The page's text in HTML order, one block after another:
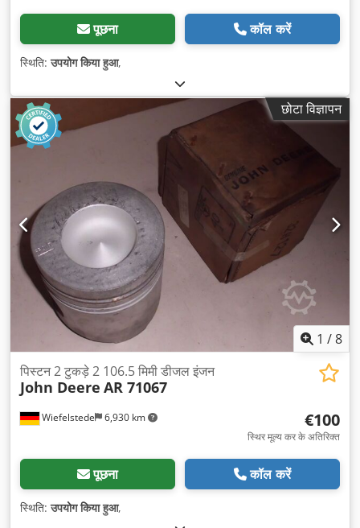
पूछना कॉल करें
स्थिति:उपयोग किया हुआ,
छोटा विज्ञापन
1 /8
Wiefelstede 6,930 km
पिस्टन 2 टुकड़े 2 106.5 मिमी डीजल इंजन
John Deere AR 71067
€100
स्थिर मूल्य कर के अतिरिक्त
पूछना कॉल करें
स्थिति:उपयोग किया हुआ,